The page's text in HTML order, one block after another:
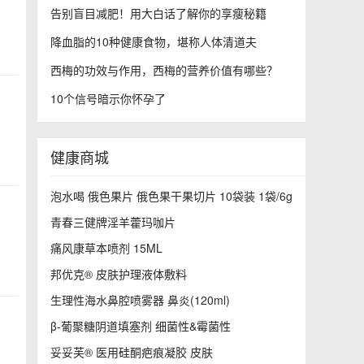
告别盲目减肥！用大白话了解你的享瘦秘籍
降血脂的10种健康食物，堪称人体清道夫
西梅的功效与作用，西梅的营养价值有哪些？
10个信号暗示你怀孕了
健康商城
泡水喝 俄色果片 俄色果干果切片 10袋装 1袋/6g
青春三健牌淫羊藿玛咖片
痛风康草本喷剂 15ML
邦优克® 皮肤护理液体敷料
生理性海水鼻腔喷雾器 鼻炎(120ml)
β-葡聚糖阴道填塞剂 细菌性&霉菌性
妥妥芙® 医用硅酮疤痕凝胶 皮肤